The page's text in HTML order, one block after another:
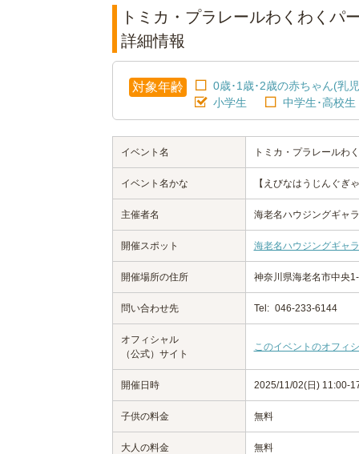
トミカ・プラレールわくわくパ
詳細情報
対象年齢
0歳･1歳･2歳の赤ちゃん(乳
小学生
中学生･高校生
イベント名 トミカ・プラレールわ
イベント名かな 【えびなはうじんぐぎ
主催者名 海老名ハウジングギャ
開催スポット 海老名ハウジングギャ
開催場所の住所 神奈川県海老名市中央
問い合わせ先 Tel: 046-233-6144
オフィシャル
（公式）サイト
このイベントのオフィ
開催日時 2025/11/02(日) 11:00-
子供の料金 無料
大人の料金 無料